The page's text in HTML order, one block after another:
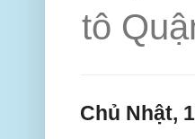
tô
Chủ Nhật,